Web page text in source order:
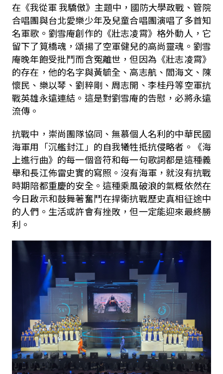
在《我從軍 我驕傲》主題中，國防大學政戰、管院
合唱團與台北愛樂少年及兒童合唱團演唱了多首知
名軍歌。劉雪庵創作的《壯志凌霄》格外動人，它
留下了筧橋魂，頌揚了空軍健兒的高尚靈魂。劉雪
庵晚年飽受批鬥而含冤離世，但因為《壯志凌霄》
的存在，他的名字與黃毓全、高志航、閻海文、陳
懷民、樂以琴、劉粹剛、周志開、李桂丹等空軍抗
戰英雄永遠連結。這是對劉雪庵的告慰，必將永遠
流傳。
抗戰中，崇尚團隊協同、無慕個人名利的中華民國
海軍用「沉艦封江」的自我犧牲抵抗侵略者。《海
上進行曲》的每一個音符和每一句歌詞都是這種義
舉和長江佈雷史實的寫照。沒有海軍，就沒有抗戰
時期陪都重慶的安全。這種乘風破浪的氣概依然在
今日啟示和鼓舞著奮鬥在捍衛抗戰歷史真相征途中
的人們。生活或許會有挫敗，但一定能迎來最終勝
利。